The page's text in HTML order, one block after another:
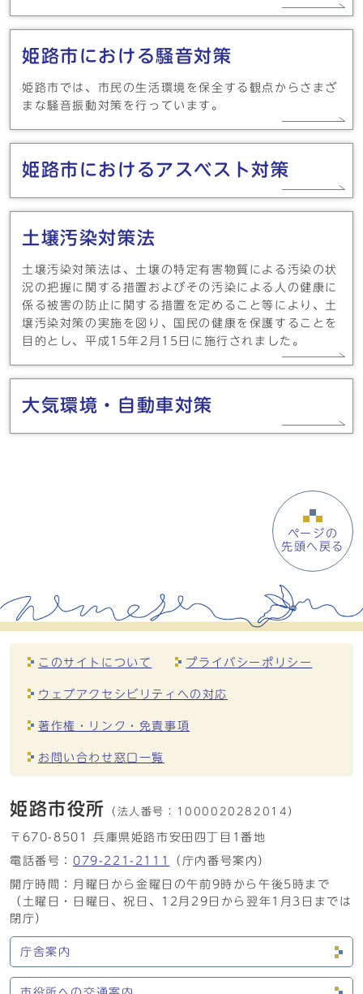
姫路市における騒音対策
姫路市では、市民の生活環境を保全する観点からさまざ
まな騒音振動対策を行っています。
姫路市におけるアスベスト対策
土壌汚染対策法
土壌汚染対策法は、土壌の特定有害物質による汚染の状
況の把握に関する措置およびその汚染による人の健康に
係る被害の防止に関する措置を定めること等により、土
壌汚染対策の実施を図り、国民の健康を保護することを
目的とし、平成15年2月15日に施行されました。
大気環境・自動車対策
ページの
先頭へ戻る
このサイトについて プライバシーポリシー
ウェブアクセシビリティへの対応
著作権・リンク・免責事項
お問い合わせ窓口一覧
姫路市役所 （法人番号： 1000020282014）
〒670-8501 兵庫県姫路市安田四丁目1番地
電話番号： 079-221-2111
（庁内番号案内）
開庁時間：月曜日から金曜日の午前9時から午後5時まで
（土曜日・日曜日、祝日、12月29日から翌年1月3日までは
閉庁）
庁舎案内